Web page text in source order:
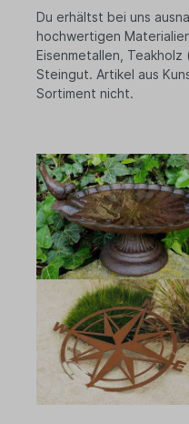
Du erhältst bei uns
hochwertigen
Eisenmetallen,
Steingut. Artikel aus
Sortiment nicht.